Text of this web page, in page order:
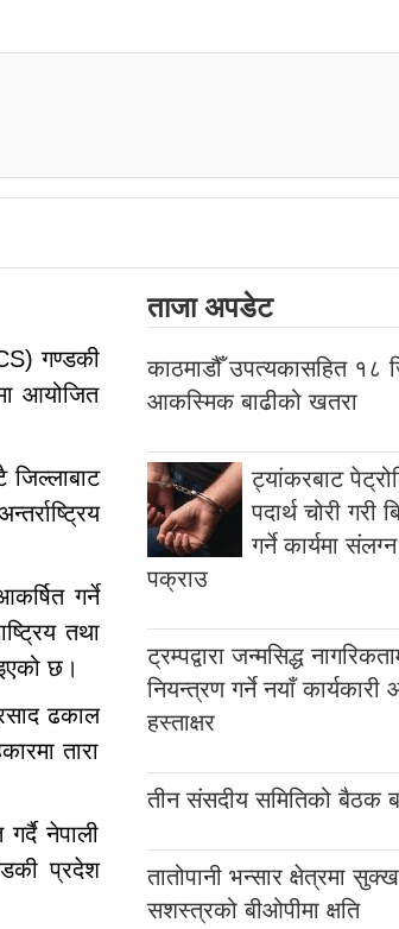
गण्डकी
आयोजित
जिल्लाबाट
गर्ने
तथा
छ।
ढकाल
तारा
नेपाली
प्रदेश
ताजा अपडेट
काठमाडौँ उपत्यकासहित १८
आकस्मिक बाढीको खतरा
ट्यांकरबाट
पदार्थ चोरी गरी
गर्ने कार्यमा
पक्राउ
ट्रम्पद्वारा जन्मसिद्ध
नियन्त्रण गर्ने नयाँ कार्यकारी
हस्ताक्षर
तीन संसदीय समितिको बैठक
तातोपानी भन्सार क्षेत्रमा
सशस्त्रको बीओपीमा क्षति